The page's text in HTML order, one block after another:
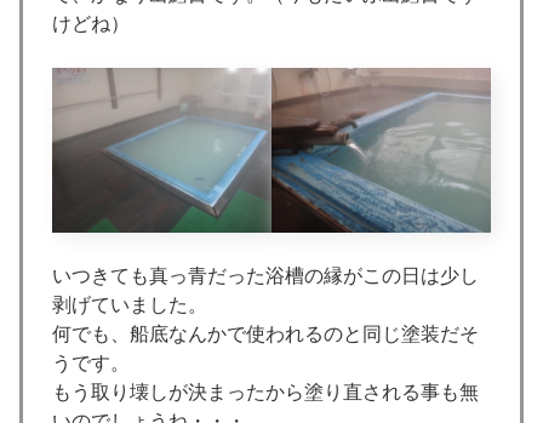
けどね）
いつきても真っ青だった浴槽の縁がこの日は少し
剥げていました。
何でも、船底なんかで使われるのと同じ塗装だそ
うです。
もう取り壊しが決まったから塗り直される事も無